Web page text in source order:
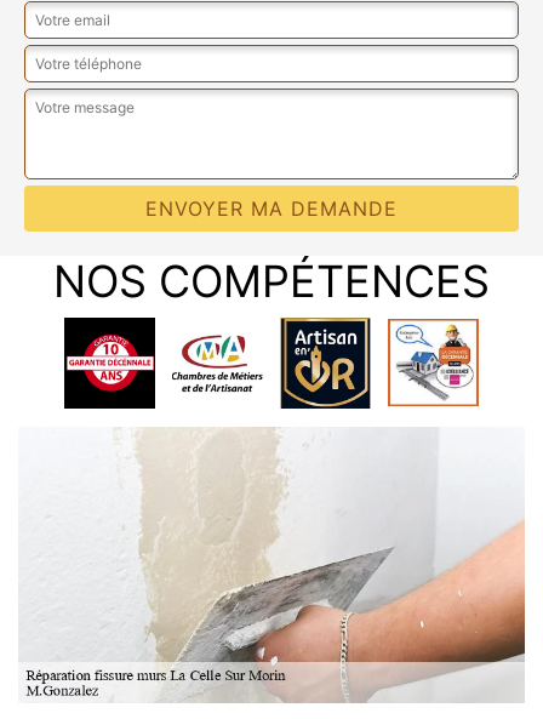
NOS COMPÉTENCES